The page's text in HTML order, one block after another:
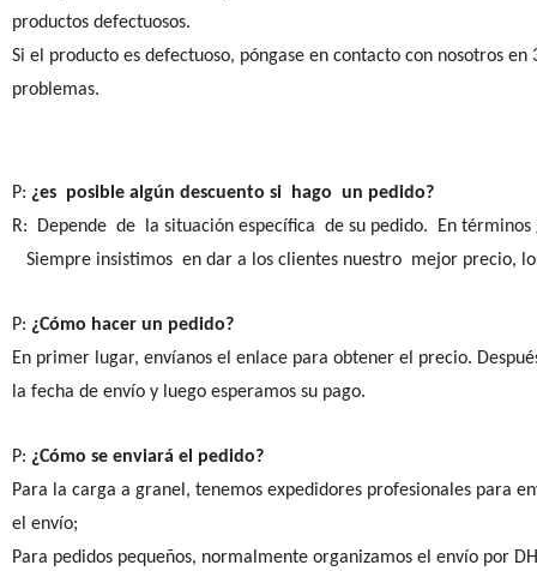
productos defectuosos.
Si el producto es defectuoso, póngase en contacto con nosotros
problemas.
P: ¿es posible algún descuento si hago un pedido?
R: Depende de la situación específica de su pedido. En
Siempre insistimos en dar a los clientes nuestro mejor precio,
P: ¿Cómo hacer un pedido?
En primer lugar, envíanos el enlace para obtener el precio.
la fecha de envío y luego esperamos su pago.
P: ¿Cómo se enviará el pedido?
Para la carga a granel, tenemos expedidores profesionales para
el envío;
Para pedidos pequeños, normalmente organizamos el envío por